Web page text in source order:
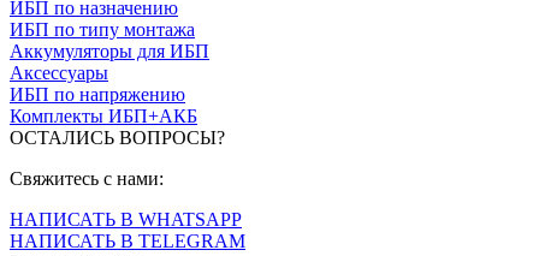
ИБП по назначению
ИБП по типу монтажа
Аккумуляторы для ИБП
Аксессуары
ИБП по напряжению
Комплекты ИБП+АКБ
ОСТАЛИСЬ ВОПРОСЫ?
Свяжитесь с нами:
НАПИСАТЬ В WHATSAPP
НАПИСАТЬ В TELEGRAM